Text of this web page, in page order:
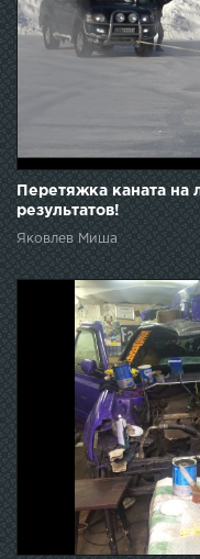
Перетяжка каната на
результатов!
Яковлев Миша